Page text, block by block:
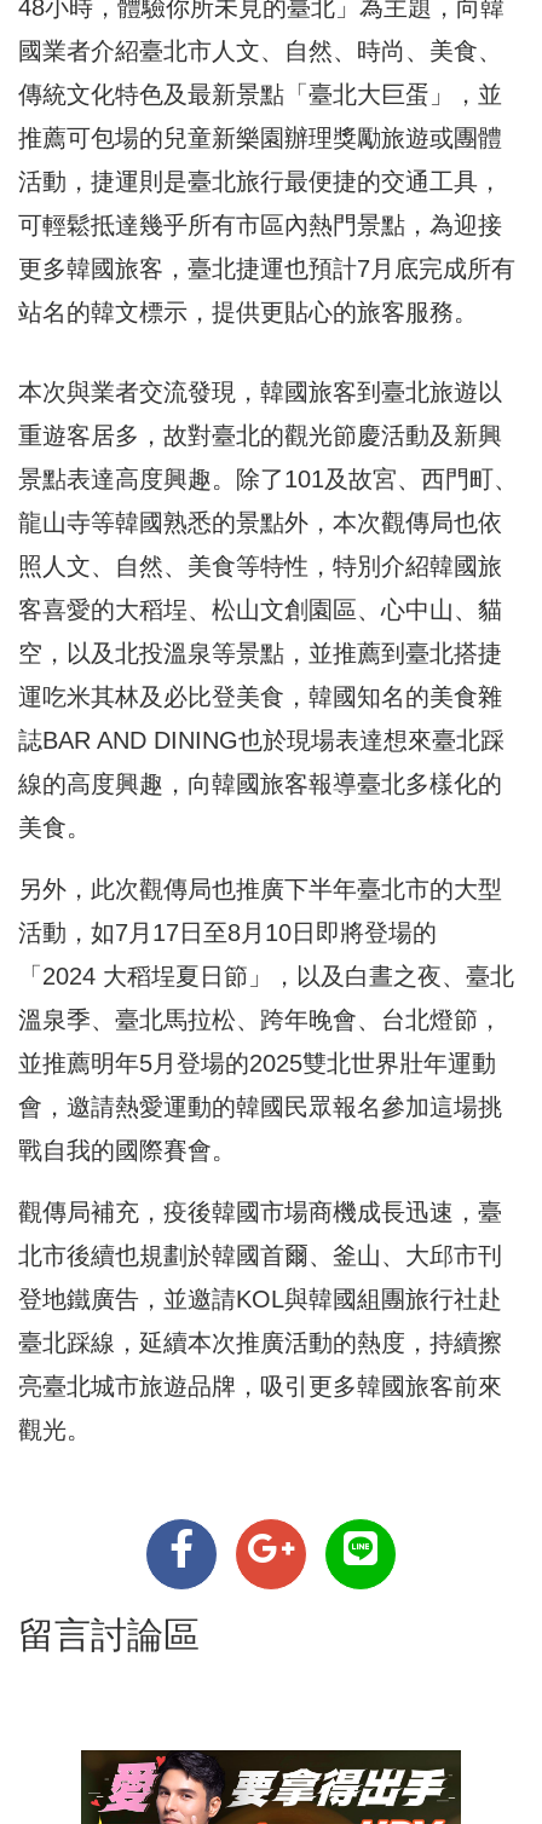
48小時，體驗你所未見的臺北」為主題，向韓
國業者介紹臺北市人文、自然、時尚、美食、
傳統文化特色及最新景點「臺北大巨蛋」，並
推薦可包場的兒童新樂園辦理獎勵旅遊或團體
活動，捷運則是臺北旅行最便捷的交通工具，
可輕鬆抵達幾乎所有市區內熱門景點，為迎接
更多韓國旅客，臺北捷運也預計7月底完成所有
站名的韓文標示，提供更貼心的旅客服務。
本次與業者交流發現，韓國旅客到臺北旅遊以
重遊客居多，故對臺北的觀光節慶活動及新興
景點表達高度興趣。除了101及故宮、西門町、
龍山寺等韓國熟悉的景點外，本次觀傳局也依
照人文、自然、美食等特性，特別介紹韓國旅
客喜愛的大稻埕、松山文創園區、心中山、貓
空，以及北投溫泉等景點，並推薦到臺北搭捷
運吃米其林及必比登美食，韓國知名的美食雜
誌BAR AND DINING也於現場表達想來臺北踩
線的高度興趣，向韓國旅客報導臺北多樣化的
美食。
另外，此次觀傳局也推廣下半年臺北市的大型
活動，如7月17日至8月10日即將登場的
「2024 大稻埕夏日節」，以及白晝之夜、臺北
溫泉季、臺北馬拉松、跨年晚會、台北燈節，
並推薦明年5月登場的2025雙北世界壯年運動
會，邀請熱愛運動的韓國民眾報名參加這場挑
戰自我的國際賽會。
觀傳局補充，疫後韓國市場商機成長迅速，臺
北市後續也規劃於韓國首爾、釜山、大邱市刊
登地鐵廣告，並邀請KOL與韓國組團旅行社赴
臺北踩線，延續本次推廣活動的熱度，持續擦
亮臺北城市旅遊品牌，吸引更多韓國旅客前來
觀光。
留言討論區